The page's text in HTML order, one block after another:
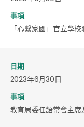
事項
「心繫家國」官立學
日期
2023年6月30日
事項
教育局委任語常會主席